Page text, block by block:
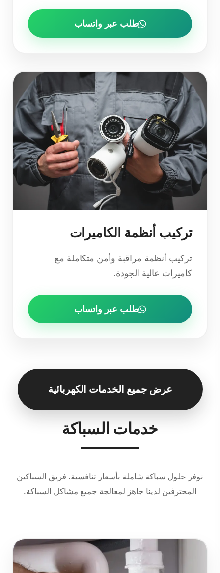
طلب عبر واتساب
تركيب أنظمة الكاميرات
تركيب أنظمة مراقبة وأمن متكاملة مع
كاميرات عالية الجودة.
طلب عبر واتساب
عرض جميع الخدمات الكهربائية
خدمات السباكة
نوفر حلول سباكة شاملة بأسعار تنافسية. فريق السباكين
المحترفين لدينا جاهز لمعالجة جميع مشاكل السباكة.